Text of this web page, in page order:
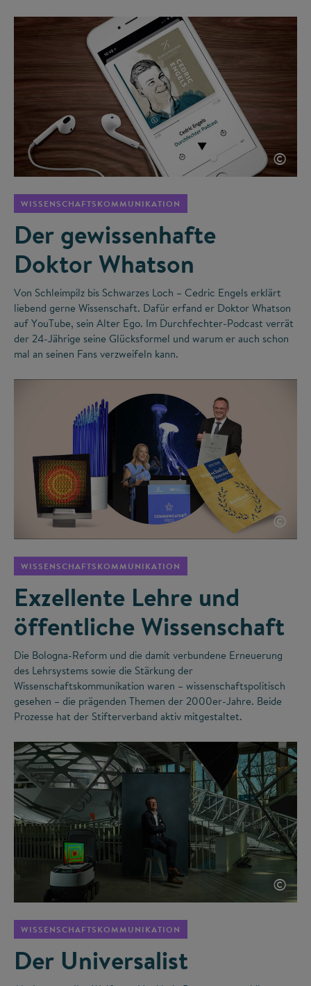
©
WISSENSCHAFTSKOMMUNIKATION
Der gewissenhafte
Doktor Whatson
Von Schleimpilz bis Schwarzes Loch – Cedric Engels erklärt
liebend gerne Wissenschaft. Dafür erfand er Doktor Whatson
auf YouTube, sein Alter Ego. Im Durchfechter-Podcast verrät
der 24-Jährige seine Glücksformel und warum er auch schon
mal an seinen Fans verzweifeln kann.
©
WISSENSCHAFTSKOMMUNIKATION
Exzellente Lehre und
öffentliche Wissenschaft
Die Bologna-Reform und die damit verbundene Erneuerung
des Lehrsystems sowie die Stärkung der
Wissenschaftskommunikation waren – wissenschaftspolitisch
gesehen – die prägenden Themen der 2000er-Jahre. Beide
Prozesse hat der Stifterverband aktiv mitgestaltet.
©
WISSENSCHAFTSKOMMUNIKATION
Der Universalist